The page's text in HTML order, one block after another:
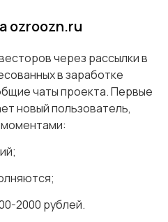
ozroozn.ru
через рассылки в
в заработке
чаты проекта. Первые
новый пользователь,
2000 рублей.